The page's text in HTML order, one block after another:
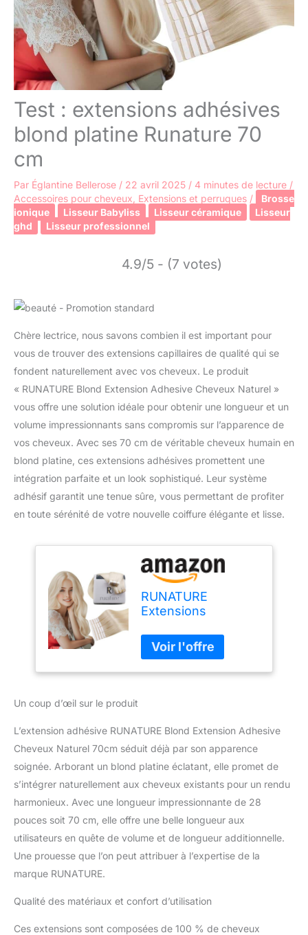
Test : extensions adhésives
blond platine Runature 70
cm
Par Églantine Bellerose / 22 avril 2025 / 4 minutes de lecture /
Accessoires pour cheveux Extensions et perruques /
Brosse
ionique
Lisseur Babyliss Lisseur céramique
Lisseur
ghd
Lisseur professionnel
4.9/5 - (7 votes)
Chère lectrice, nous savons combien il est important pour
vous de trouver des extensions capillaires de qualité qui se
fondent naturellement avec vos cheveux. Le produit
« RUNATURE Blond Extension Adhesive Cheveux Naturel »
vous offre une solution idéale pour obtenir une longueur et un
volume impressionnants sans compromis sur l’apparence de
vos cheveux. Avec ses 70 cm de véritable cheveux humain en
blond platine, ces extensions adhésives promettent une
intégration parfaite et un look sophistiqué. Leur système
adhésif garantit une tenue sûre, vous permettant de profiter
en toute sérénité de votre nouvelle coiffure élégante et lisse.
RUNATURE
Extensions
Platine #60 28
Pouces/70cm
Extension Tape
Naturel Lisse Tape
Extension Skin Weft
20 Pièces/50g, 50.0
gramme
Un coup d’œil sur le produit
L’extension adhésive RUNATURE Blond Extension Adhesive
Cheveux Naturel 70cm séduit déjà par son apparence
soignée. Arborant un blond platine éclatant, elle promet de
s’intégrer naturellement aux cheveux existants pour un rendu
harmonieux. Avec une longueur impressionnante de 28
pouces soit 70 cm, elle offre une belle longueur aux
utilisateurs en quête de volume et de longueur additionnelle.
Une prouesse que l’on peut attribuer à l’expertise de la
marque RUNATURE.
Qualité des matériaux et confort d’utilisation
Ces extensions sont composées de 100 % de cheveux